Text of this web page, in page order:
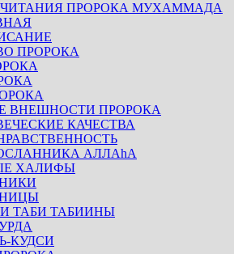
ПРОРОКА МУХАММАДА
ПРОРОКА
ВНЕШНОСТИ ПРОРОКА
КАЧЕСТВА
АЛЛАhА
ХАЛИФЫ
ТАБИ ТАБИИНЫ
КУДСИ